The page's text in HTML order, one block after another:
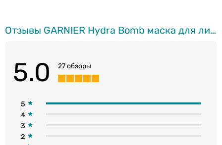
Отзывы GARNIER Hydra Bomb маска для лица, 28г
5.0 27 обзоры
5
4
3
2